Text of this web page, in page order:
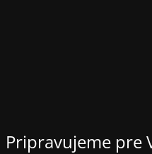
Pripravujeme pre